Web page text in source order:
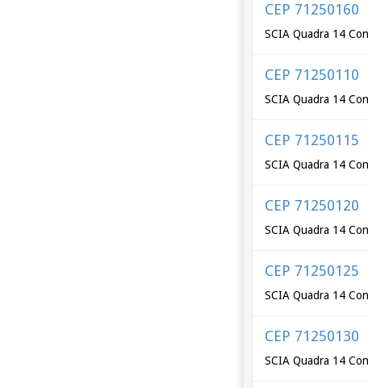
CEP 71250160
SCIA Quadra 14
CEP 71250110
SCIA Quadra 14
CEP 71250115
SCIA Quadra 14
CEP 71250120
SCIA Quadra 14
CEP 71250125
SCIA Quadra 14
CEP 71250130
SCIA Quadra 14